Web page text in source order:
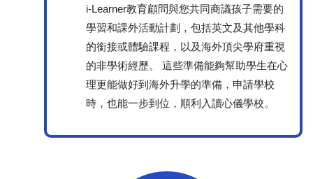
i-Learner教育顧問與您共同商議孩子需要的
學習和課外活動計劃，包括英文及其他學科
的銜接或體驗課程，以及海外頂尖學府重視
的非學術經歷。 這些準備能夠幫助學生在心
理更能做好到海外升學的準備，申請學校
時，也能一步到位，順利入讀心儀學校。